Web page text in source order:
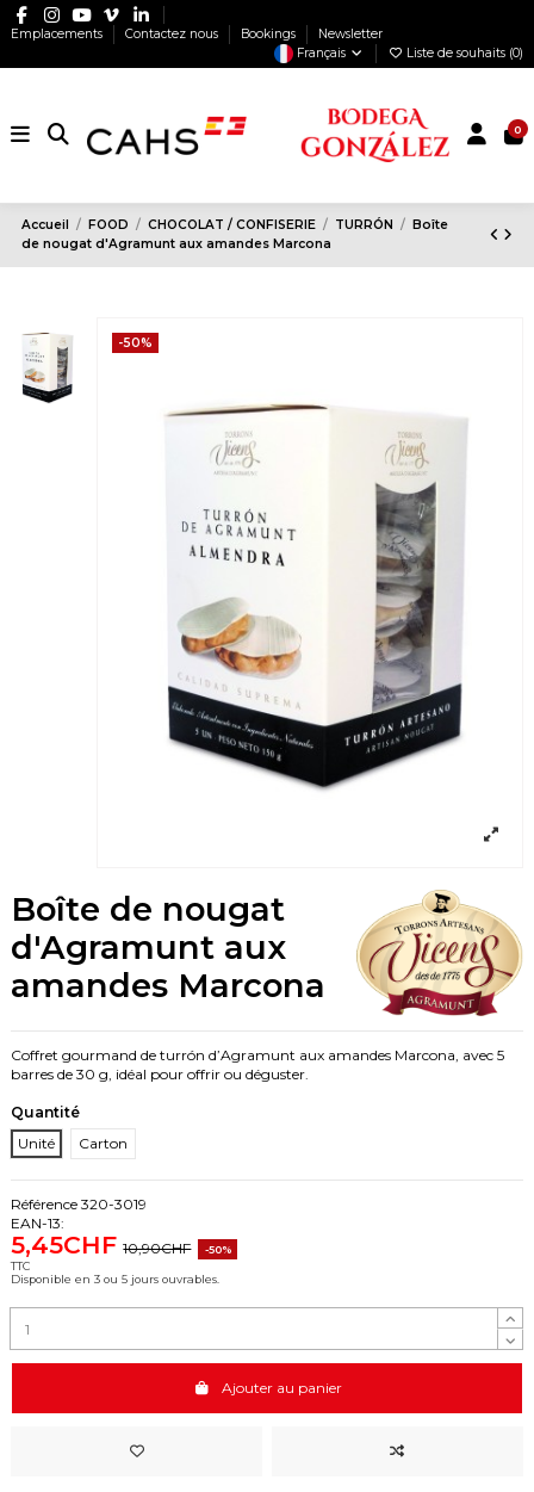
Emplacements Contactez nous Bookings
Newsletter
Français
Liste de souhaits (0)
0
Accueil FOOD CHOCOLAT / CONFISERIE TURRÓN
Boîte
de nougat d'Agramunt aux amandes Marcona
-50%
Boîte de nougat
d'Agramunt aux
amandes Marcona
Coffret gourmand de turrón d’Agramunt aux amandes Marcona, avec 5
barres de 30 g, idéal pour offrir ou déguster.
Quantité
Unité
Carton
Référence 320-3019
EAN-13:
5,45CHF 10,90CHF
-50%
TTC
Disponible en 3 ou 5 jours ouvrables.
Ajouter au panier